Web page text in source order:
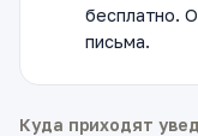
бесплатно.
письма.
Куда приходят